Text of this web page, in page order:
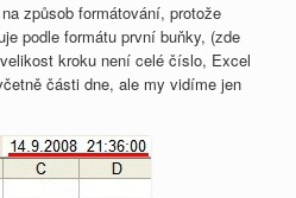
způsob formátování, protože
podle formátu první buňky, (zde
kroku není celé číslo, Excel
části dne, ale my vidíme jen